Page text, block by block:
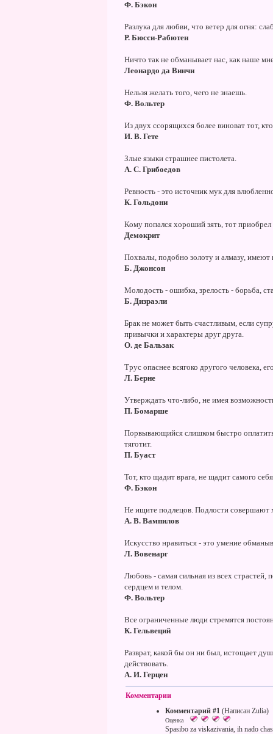
Ф. Бэкон
Разлука для любви, что ветер для огня:
Р. Бюсси-Рабютен
Ничто так не обманывает нас, как наше
Леонардо да Винчи
Нельзя желать того, чего не знаешь.
Ф. Вольтер
Из двух ссорящихся более виноват тот,
И. В. Гете
Злые языки страшнее пистолета.
А. С. Грибоедов
Ревность - это источник мук для
К. Гольдони
Кому попался хороший зять, тот
Демокрит
Похвалы, подобно золоту и алмазу, имеют
Б. Джонсон
Молодость - ошибка, зрелость - борьба,
Б. Дизраэли
Брак не может быть счастливым, если
привычки и характеры друг друга.
О. де Бальзак
Трус опаснее всягоко другого человека,
Л. Берне
Утверждать что-либо, не имея
П. Бомарше
Порвывающийся слишком быстро оплатить
тяготит.
П. Буаст
Тот, кто щадит врага, не щадит самого
Ф. Бэкон
Не ищите подлецов. Подлости
А. В. Вампилов
Искусство нравиться - это умение
Л. Вовенарг
Любовь - самая сильная из всех страстей,
сердцем и телом.
Ф. Вольтер
Все ограниченные люди стремятся
К. Гельвеций
Разврат, какой бы он ни был, истощает
действовать.
А. И. Герцен
Комментарии
Комментарий #1 (Написан Zulia)
Оценка
Spasibo za viskazivania, ih nado